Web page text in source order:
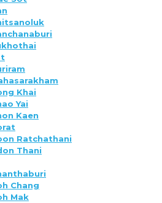
Khai
Yai
Kaen
Ratchathani
Thani
Chang
Mak